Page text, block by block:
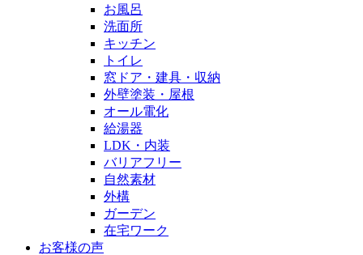
お風呂
洗面所
キッチン
トイレ
窓ドア・建具・収納
外壁塗装・屋根
オール電化
給湯器
LDK・内装
バリアフリー
自然素材
外構
ガーデン
在宅ワーク
お客様の声